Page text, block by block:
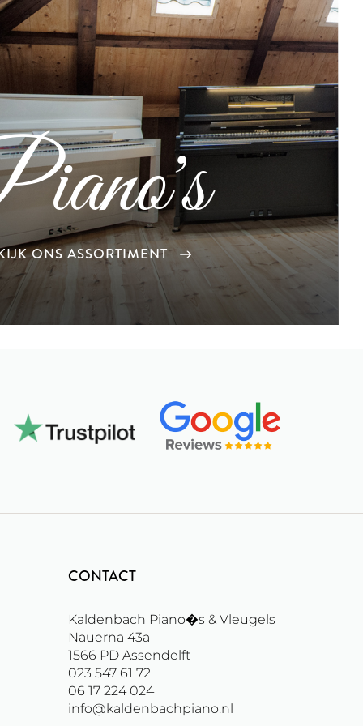
ONS ASSORTIMENT
CONTACT
Kaldenbach Piano�s & Vleugels
Nauerna 43a
1566 PD Assendelft
023 547 61 72
06 17 224 024
info@kaldenbachpiano.nl